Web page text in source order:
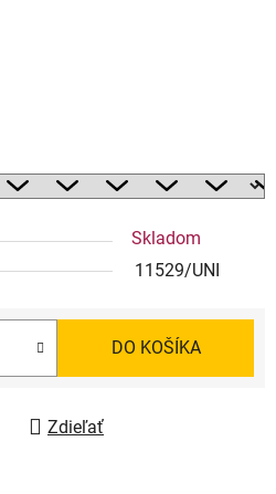
Skladom
11529/UNI
DO KOŠÍKA
Zdieľať